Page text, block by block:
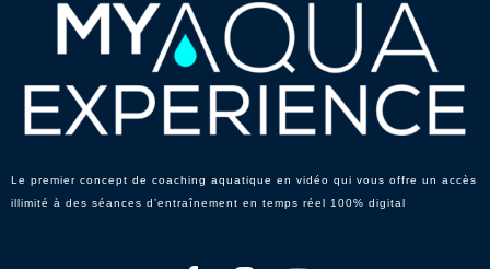
Le premier concept de coaching aquatique en vidéo qui vous offre un accès
illimité à des séances d’entraînement en temps réel 100% digital